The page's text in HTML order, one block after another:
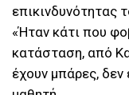
επικινδυνότητας
«Ήταν κάτι που
κατάσταση, από
έχουν μπάρες, δεν